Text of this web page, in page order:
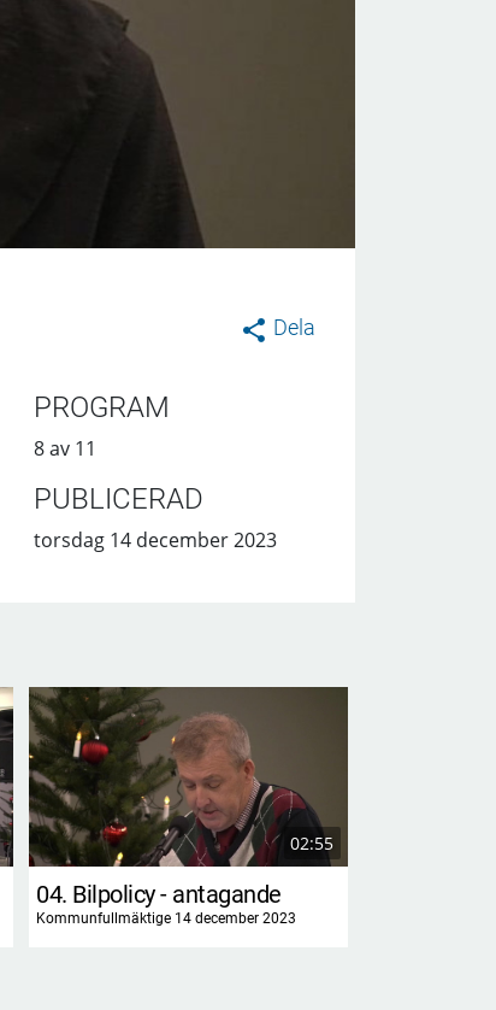
Dela
PROGRAM
8 av 11
PUBLICERAD
torsdag 14 december 2023
02:55
04. Bilpolicy - antagande
Kommunfullmäktige 14 december 2023